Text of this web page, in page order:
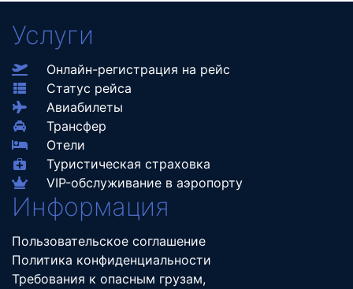
Услуги
Онлайн-регистрация на рейс
Статус рейса
Авиабилеты
Трансфер
Отели
Туристическая страховка
VIP-обслуживание в аэропорту
Информация
Пользовательское соглашение
Политика конфиденциальности
Требования к опасным грузам,